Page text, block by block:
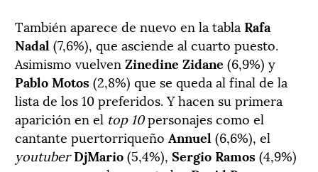
También aparece de nuevo en la tabla Rafa
Nadal (7,6%), que asciende al cuarto puesto.
Asimismo vuelven Zinedine Zidane (6,9%) y
Pablo Motos(2,8%) que se queda al final de la
lista de los 10 preferidos. Y hacen su primera
aparición en el top 10personajes como el
cantante puertorriqueño Annuel (6,6%), el
youtuberDjMario(5,4%), Sergio Ramos(4,9%)